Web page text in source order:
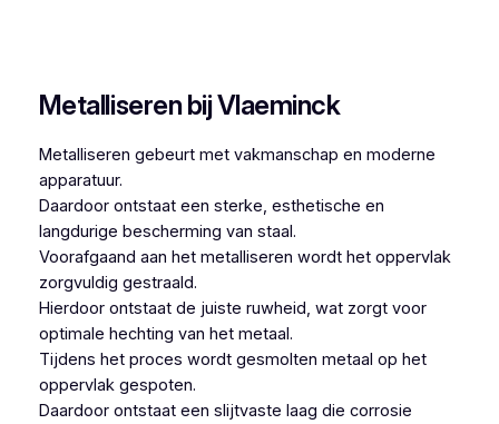
Metalliseren bij Vlaeminck
Metalliseren gebeurt met vakmanschap en moderne
apparatuur.
Daardoor ontstaat een sterke, esthetische en
langdurige bescherming van staal.
Voorafgaand aan het metalliseren wordt het oppervlak
zorgvuldig gestraald.
Hierdoor ontstaat de juiste ruwheid, wat zorgt voor
optimale hechting van het metaal.
Tijdens het proces wordt gesmolten metaal op het
oppervlak gespoten.
Daardoor ontstaat een slijtvaste laag die corrosie